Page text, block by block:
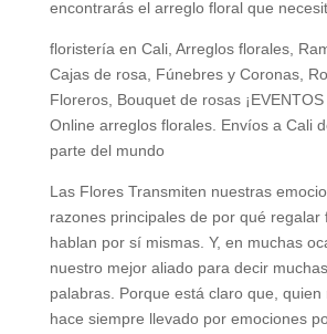
encontrarás el arreglo floral que
floristería en Cali, Arreglos florales,
Cajas de rosa, Fúnebres y Coronas,
Floreros, Bouquet de rosas
Online arreglos florales. Envíos a Cali
parte del mundo
Las Flores Transmiten nuestras
razones principales de por qué regalar
hablan por sí mismas. Y, en muchas
nuestro mejor aliado para decir
palabras. Porque está claro que, quien
hace siempre llevado por emociones